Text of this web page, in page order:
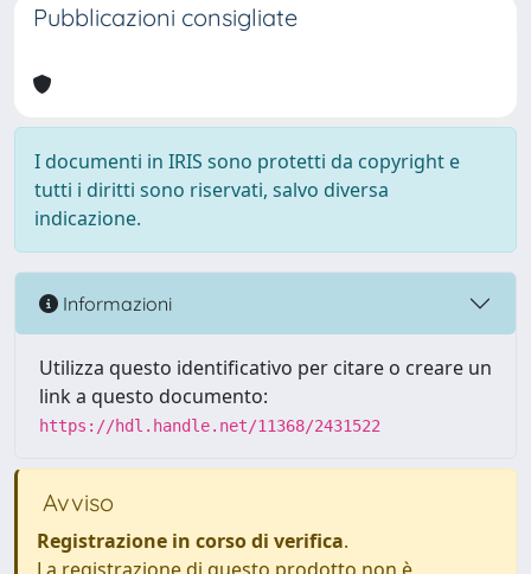
Pubblicazioni consigliate
I documenti in IRIS sono protetti da copyright e
tutti i diritti sono riservati, salvo diversa
indicazione.
Informazioni
Utilizza questo identificativo per citare o creare un
link a questo documento:
https://hdl.handle.net/11368/2431522
Avviso
Registrazione in corso di verifica.